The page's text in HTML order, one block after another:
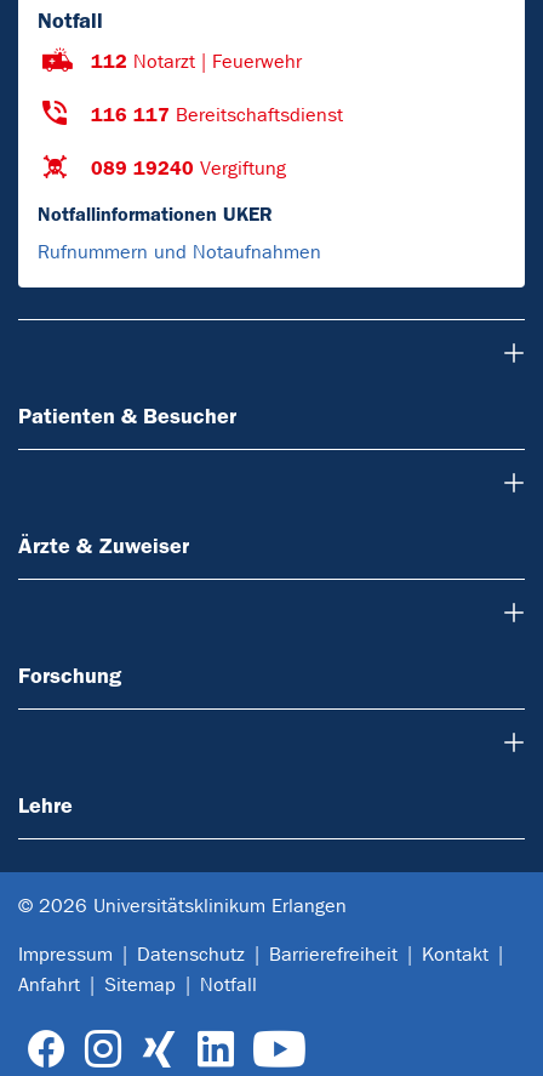
Notfall
112 Notarzt | Feuerwehr
116 117 Bereitschaftsdienst
089 19240 Vergiftung
Notfallinformationen UKER
Rufnummern und Notaufnahmen
Patienten & Besucher
Ärzte & Zuweiser
Forschung
Lehre
© 2026 Universitätsklinikum Erlangen
Impressum Datenschutz Barrierefreiheit
Kontakt
Anfahrt
Sitemap Notfall